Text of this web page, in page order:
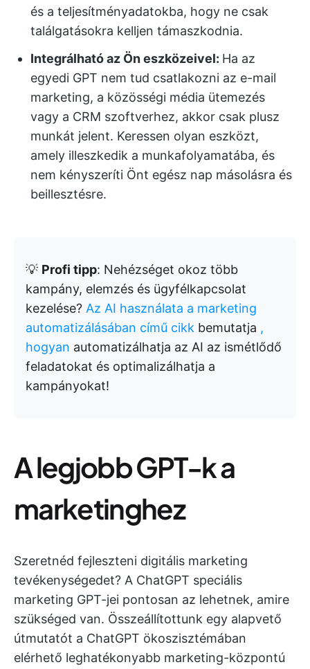
és a teljesítményadatokba, hogy ne csak
találgatásokra kelljen támaszkodnia.
Integrálható az Ön eszközeivel: Ha az
egyedi GPT nem tud csatlakozni az e-mail
marketing, a közösségi média ütemezés
vagy a CRM szoftverhez, akkor csak plusz
munkát jelent. Keressen olyan eszközt,
amely illeszkedik a munkafolyamatába, és
nem kényszeríti Önt egész nap másolásra és
beillesztésre.
💡 Profi tipp: Nehézséget okoz több
kampány, elemzés és ügyfélkapcsolat
kezelése? Az AI használata a marketing
automatizálásában című cikk bemutatja ,
hogyan automatizálhatja az AI az ismétlődő
feladatokat és optimalizálhatja a
kampányokat!
A legjobb GPT-k a
marketinghez
Szeretnéd fejleszteni digitális marketing
tevékenységedet? A ChatGPT speciális
marketing GPT-jei pontosan az lehetnek, amire
szükséged van. Összeállítottunk egy alapvető
útmutatót a ChatGPT ökoszisztémában
elérhető leghatékonyabb marketing-központú